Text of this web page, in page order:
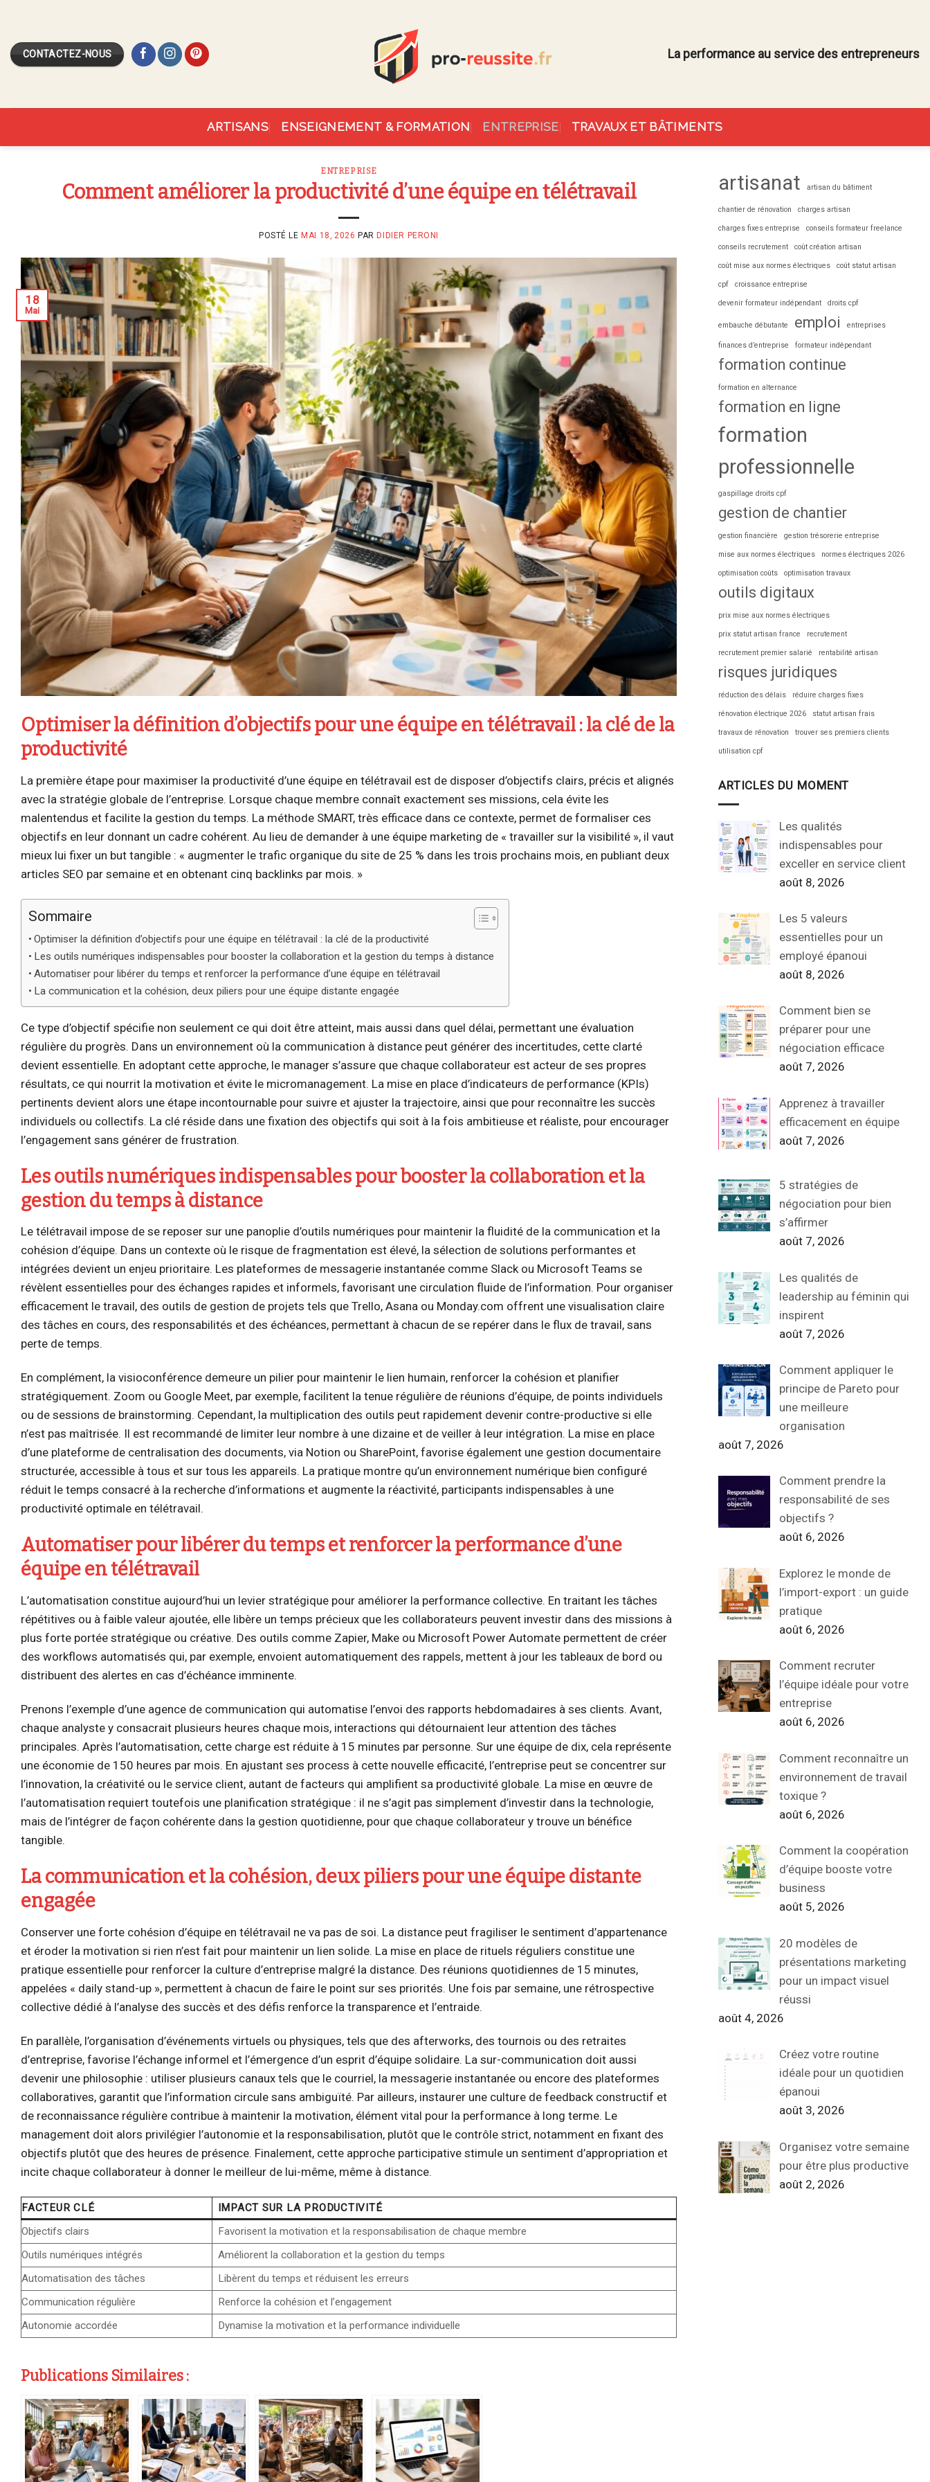
content
CONTACTEZ-NOUS La performance au service des entrepreneurs
ARTISANS ENSEIGNEMENT & FORMATION ENTREPRISE TRAVAUX ET BÂTIMENTS
ENTREPRISE
Comment améliorer la productivité d’une équipe en télétravail
POSTÉ LEMAI 18, 2026 PARDIDIER PERONI
18
Mai
Optimiser la définition d’objectifs pour une équipe en télétravail : la clé de la
productivité
La première étape pour maximiser la productivité d’une équipe en télétravail est de disposer d’objectifs clairs, précis et alignés
avec la stratégie globale de l’entreprise. Lorsque chaque membre connaît exactement ses missions, cela évite les
malentendus et facilite la gestion du temps. La méthode SMART, très efficace dans ce contexte, permet de formaliser ces
objectifs en leur donnant un cadre cohérent. Au lieu de demander à une équipe marketing de « travailler sur la visibilité », il vaut
mieux lui fixer un but tangible : « augmenter le trafic organique du site de 25 % dans les trois prochains mois, en publiant deux
articles SEO par semaine et en obtenant cinq backlinks par mois. »
Sommaire
Optimiser la définition d’objectifs pour une équipe en télétravail : la clé de la productivité
Les outils numériques indispensables pour booster la collaboration et la gestion du temps à distance
Automatiser pour libérer du temps et renforcer la performance d’une équipe en télétravail
La communication et la cohésion, deux piliers pour une équipe distante engagée
Ce type d’objectif spécifie non seulement ce qui doit être atteint, mais aussi dans quel délai, permettant une évaluation
régulière du progrès. Dans un environnement où la communication à distance peut générer des incertitudes, cette clarté
devient essentielle. En adoptant cette approche, le manager s’assure que chaque collaborateur est acteur de ses propres
résultats, ce qui nourrit la motivation et évite le micromanagement. La mise en place d’indicateurs de performance (KPIs)
pertinents devient alors une étape incontournable pour suivre et ajuster la trajectoire, ainsi que pour reconnaître les succès
individuels ou collectifs. La clé réside dans une fixation des objectifs qui soit à la fois ambitieuse et réaliste, pour encourager
l’engagement sans générer de frustration.
Les outils numériques indispensables pour booster la collaboration et la
gestion du temps à distance
Le télétravail impose de se reposer sur une panoplie d’outils numériques pour maintenir la fluidité de la communication et la
cohésion d’équipe. Dans un contexte où le risque de fragmentation est élevé, la sélection de solutions performantes et
intégrées devient un enjeu prioritaire. Les plateformes de messagerie instantanée comme Slack ou Microsoft Teams se
révèlent essentielles pour des échanges rapides et informels, favorisant une circulation fluide de l’information. Pour organiser
efficacement le travail, des outils de gestion de projets tels que Trello, Asana ou Monday.com offrent une visualisation claire
des tâches en cours, des responsabilités et des échéances, permettant à chacun de se repérer dans le flux de travail, sans
perte de temps.
En complément, la visioconférence demeure un pilier pour maintenir le lien humain, renforcer la cohésion et planifier
stratégiquement. Zoom ou Google Meet, par exemple, facilitent la tenue régulière de réunions d’équipe, de points individuels
ou de sessions de brainstorming. Cependant, la multiplication des outils peut rapidement devenir contre-productive si elle
n’est pas maîtrisée. Il est recommandé de limiter leur nombre à une dizaine et de veiller à leur intégration. La mise en place
d’une plateforme de centralisation des documents, via Notion ou SharePoint, favorise également une gestion documentaire
structurée, accessible à tous et sur tous les appareils. La pratique montre qu’un environnement numérique bien configuré
réduit le temps consacré à la recherche d’informations et augmente la réactivité, participants indispensables à une
productivité optimale en télétravail.
Automatiser pour libérer du temps et renforcer la performance d’une
équipe en télétravail
L’automatisation constitue aujourd’hui un levier stratégique pour améliorer la performance collective. En traitant les tâches
répétitives ou à faible valeur ajoutée, elle libère un temps précieux que les collaborateurs peuvent investir dans des missions à
plus forte portée stratégique ou créative. Des outils comme Zapier, Make ou Microsoft Power Automate permettent de créer
des workflows automatisés qui, par exemple, envoient automatiquement des rappels, mettent à jour les tableaux de bord ou
distribuent des alertes en cas d’échéance imminente.
Prenons l’exemple d’une agence de communication qui automatise l’envoi des rapports hebdomadaires à ses clients. Avant,
chaque analyste y consacrait plusieurs heures chaque mois, interactions qui détournaient leur attention des tâches
principales. Après l’automatisation, cette charge est réduite à 15 minutes par personne. Sur une équipe de dix, cela représente
une économie de 150 heures par mois. En ajustant ses process à cette nouvelle efficacité, l’entreprise peut se concentrer sur
l’innovation, la créativité ou le service client, autant de facteurs qui amplifient sa productivité globale. La mise en œuvre de
l’automatisation requiert toutefois une planification stratégique : il ne s’agit pas simplement d’investir dans la technologie,
mais de l’intégrer de façon cohérente dans la gestion quotidienne, pour que chaque collaborateur y trouve un bénéfice
tangible.
La communication et la cohésion, deux piliers pour une équipe distante
engagée
Conserver une forte cohésion d’équipe en télétravail ne va pas de soi. La distance peut fragiliser le sentiment d’appartenance
et éroder la motivation si rien n’est fait pour maintenir un lien solide. La mise en place de rituels réguliers constitue une
pratique essentielle pour renforcer la culture d’entreprise malgré la distance. Des réunions quotidiennes de 15 minutes,
appelées « daily stand-up », permettent à chacun de faire le point sur ses priorités. Une fois par semaine, une rétrospective
collective dédié à l’analyse des succès et des défis renforce la transparence et l’entraide.
En parallèle, l’organisation d’événements virtuels ou physiques, tels que des afterworks, des tournois ou des retraites
d’entreprise, favorise l’échange informel et l’émergence d’un esprit d’équipe solidaire. La sur-communication doit aussi
devenir une philosophie : utiliser plusieurs canaux tels que le courriel, la messagerie instantanée ou encore des plateformes
collaboratives, garantit que l’information circule sans ambiguïté. Par ailleurs, instaurer une culture de feedback constructif et
de reconnaissance régulière contribue à maintenir la motivation, élément vital pour la performance à long terme. Le
management doit alors privilégier l’autonomie et la responsabilisation, plutôt que le contrôle strict, notamment en fixant des
objectifs plutôt que des heures de présence. Finalement, cette approche participative stimule un sentiment d’appropriation et
incite chaque collaborateur à donner le meilleur de lui-même, même à distance.
FACTEUR CLÉ
IMPACT SUR LA PRODUCTIVITÉ
Objectifs clairs
Favorisent la motivation et la responsabilisation de chaque membre
Outils numériques intégrés
Améliorent la collaboration et la gestion du temps
Automatisation des tâches
Libèrent du temps et réduisent les erreurs
Communication régulière
Renforce la cohésion et l’engagement
Autonomie accordée
Dynamise la motivation et la performance individuelle
Publications Similaires :
artisanat artisan du bâtiment
chantier de rénovation charges artisan
charges fixes entreprise conseils formateur freelance
conseils recrutement coût création artisan
coût mise aux normes électriques coût statut artisan
cpf croissance entreprise
devenir formateur indépendant droits cpf
embauche débutante emploi entreprises
finances d’entreprise formateur indépendant
formation continue
formation en alternance
formation en ligne
formation
professionnelle
gaspillage droits cpf
gestion de chantier
gestion financière gestion trésorerie entreprise
mise aux normes électriques normes électriques 2026
optimisation coûts optimisation travaux
outils digitaux
prix mise aux normes électriques
prix statut artisan france recrutement
recrutement premier salarié rentabilité artisan
risques juridiques
réduction des délais réduire charges fixes
rénovation électrique 2026 statut artisan frais
travaux de rénovation trouver ses premiers clients
utilisation cpf
ARTICLES DU MOMENT
Les qualités
indispensables pour
exceller en service client
août 8, 2026
Les 5 valeurs
essentielles pour un
employé épanoui
août 8, 2026
Comment bien se
préparer pour une
négociation efficace
août 7, 2026
Apprenez à travailler
efficacement en équipe
août 7, 2026
5 stratégies de
négociation pour bien
s’affirmer
août 7, 2026
Les qualités de
leadership au féminin qui
inspirent
août 7, 2026
Comment appliquer le
principe de Pareto pour
une meilleure
organisation
août 7, 2026
Comment prendre la
responsabilité de ses
objectifs ?
août 6, 2026
Explorez le monde de
l’import-export : un guide
pratique
août 6, 2026
Comment recruter
l’équipe idéale pour votre
entreprise
août 6, 2026
Comment reconnaître un
environnement de travail
toxique ?
août 6, 2026
Comment la coopération
d’équipe booste votre
business
août 5, 2026
20 modèles de
présentations marketing
pour un impact visuel
réussi
août 4, 2026
Créez votre routine
idéale pour un quotidien
épanoui
août 3, 2026
Organisez votre semaine
pour être plus productive
août 2, 2026